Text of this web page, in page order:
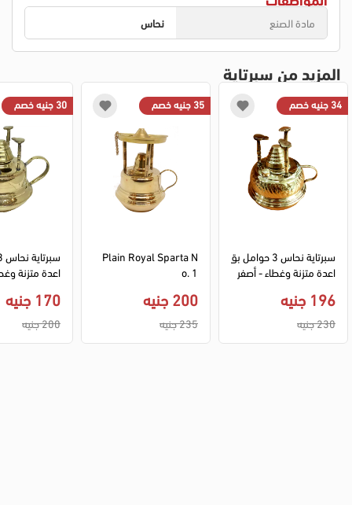
مادة الصنع نحاس
المزيد من سبرتاية
34 جنيه خصم
سبرتاية نحاس 3 حوامل بق
196 جنيه
230 جنيه
35 جنيه خصم
Plain Royal Sparta N
o. 1
200 جنيه
235 جنيه
30 جنيه خصم
170 جنيه
200 جنيه